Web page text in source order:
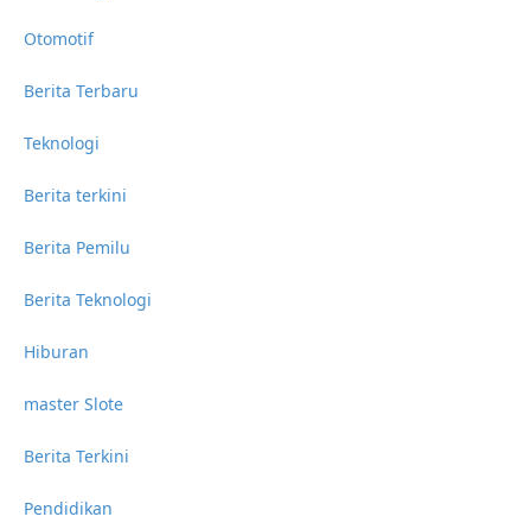
Otomotif
Berita Terbaru
Teknologi
Berita terkini
Berita Pemilu
Berita Teknologi
Hiburan
master Slote
Berita Terkini
Pendidikan